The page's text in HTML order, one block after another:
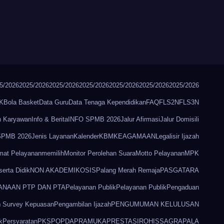
20262025/20262025/20262025/20262025/20262025/20262025/2026
Bola BasketData GuruData Tenaga KependidikanFAQFLS2N FLS3N
Karyawan Info & BeritaINFO SPMB 2026Jalur AfirmasiJalur Domisili
2026Jenis LayananKalenderKBM KEAGAMAAN Legalisir Ijazah
PelayananmemilihMonitor Perolehan SuaraMotto PelayananMPK
DidikNON AKADEMIKOSIS Palang Merah RemajaPASGATARA
PTP DAN PTAPelayanan PublikPelayanan PublikPengaduan
Survey KepuasanPengambilan IjazahPENGUMUMAN KELULUSAN
PersyaratanPKS POPDAPRAMUKAPRESTASI ROHISSAGRAPALA